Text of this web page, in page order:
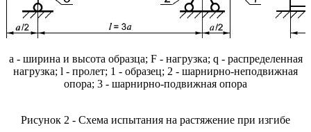
a - ширина и высота образца; F - нагрузка; q - распределенная
нагрузка; l - пролет; 1 - образец; 2 - шарнирно-неподвижная
опора; 3 - шарнирно-подвижная опора
Рисунок 2 - Схема испытания на растяжение при изгибе